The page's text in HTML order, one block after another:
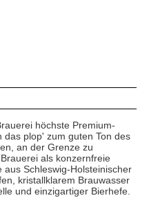
höchste Premium-
plop' zum guten Ton des
an der Grenze zu
als konzernfreie
Schleswig-Holsteinischer
kristallklarem Brauwasser
und einzigartiger Bierhefe.